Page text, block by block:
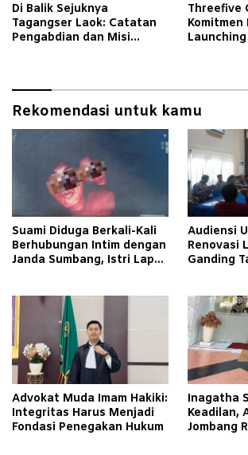
Di Balik Sejuknya
Tagangser Laok: Catatan
Pengabdian dan Misi
Threefive
Rekomendasi untuk kamu
Suami Diduga Berkali-Kali
Berhubungan Intim dengan
Janda Sumbang, Istri Lapor
Audiensi
Renovasi
Ganding
Advokat Muda Imam Hakiki:
Integritas Harus Menjadi
Fondasi Penegakan Hukum
Inagatha
Keadilan,
Jombang